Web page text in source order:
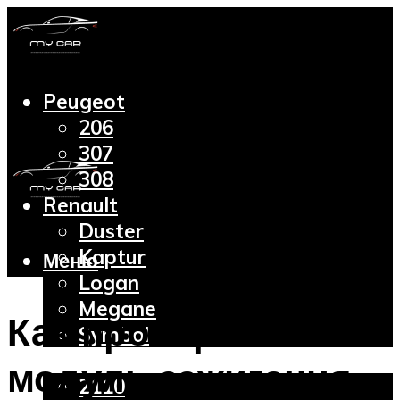
Peugeot
206
307
308
Renault
Duster
Kaptur
Logan
Megane
Symbol
2110
Меню
Как проверить
модуль зажигания